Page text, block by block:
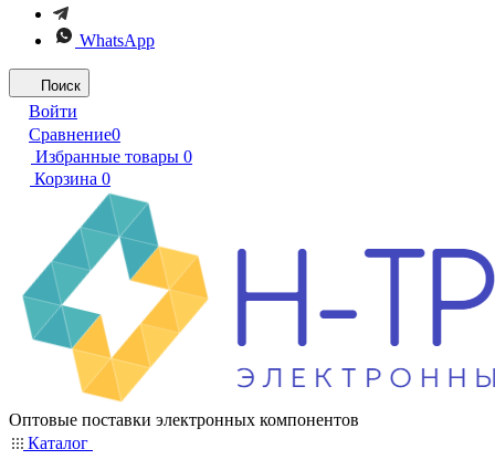
WhatsApp
Поиск
Войти
Сравнение0
Избранные товары 0
Корзина 0
Оптовые поставки электронных компонентов
Каталог